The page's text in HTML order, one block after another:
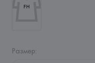
Размер: